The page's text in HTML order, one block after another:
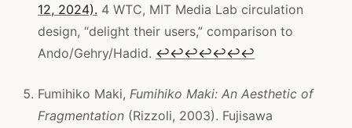
12, 2024). 4 WTC, MIT Media Lab circulation
design, “delight their users,” comparison to
Ando/Gehry/Hadid. ↩↩↩↩↩↩↩
Fumihiko Maki, Fumihiko Maki: An Aesthetic of
Fragmentation (Rizzoli, 2003). Fujisawa